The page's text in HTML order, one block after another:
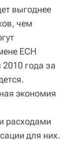
выгоднее
чем
ЕСН
года за
экономия
расходами
для них.